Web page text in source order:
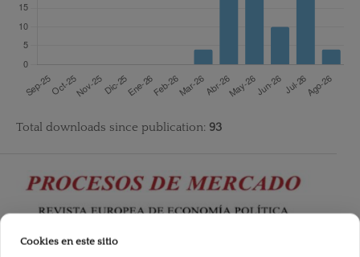
Total downloads since publication: 93
Cookies en este sitio